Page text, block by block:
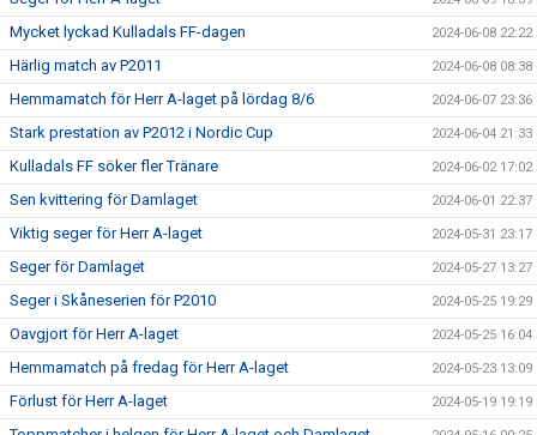
Mycket lyckad Kulladals FF-dagen 2024-06-08 22:22
Härlig match av P2011 2024-06-08 08:38
Hemmamatch för Herr A-laget på lördag 8/6 2024-06-07 23:36
Stark prestation av P2012 i Nordic Cup 2024-06-04 21:33
Kulladals FF söker fler Tränare 2024-06-02 17:02
Sen kvittering för Damlaget 2024-06-01 22:37
Viktig seger för Herr A-laget 2024-05-31 23:17
Seger för Damlaget 2024-05-27 13:27
Seger i Skåneserien för P2010 2024-05-25 19:29
Oavgjort för Herr A-laget 2024-05-25 16:04
Hemmamatch på fredag för Herr A-laget 2024-05-23 13:09
Förlust för Herr A-laget 2024-05-19 19:19